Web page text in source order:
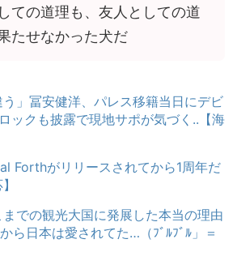
ての道理も、友人としての道
たせなかった犬だ
」冨安健洋、パレス移籍当日にデビ
ックも披露で現地サポが気づく..【海
Forthがリリースされてから1周年だ
での観光大国に発展した本当の理由
ら日本は愛されてた…（ﾌﾞﾙﾌﾞﾙ」＝